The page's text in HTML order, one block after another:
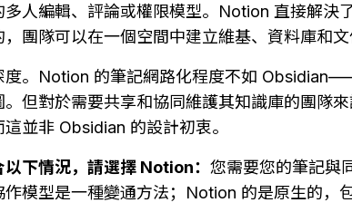
多人編輯、評論或權限模型。Notion 直接解決
，團隊可以在一個空間中建立維基、資料庫和文
度。Notion 的筆記網路化程度不如
。但對於需要共享和協同維護其知識庫的團隊
並非 Obsidian 的設計初衷。
以下情況，請選擇 Notion： 您需要您的筆記
作模型是一種變通方法；Notion 的是原生的，